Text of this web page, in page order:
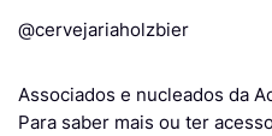
@cervejariaholzbier
Associados e nucleados da
Para saber mais ou ter